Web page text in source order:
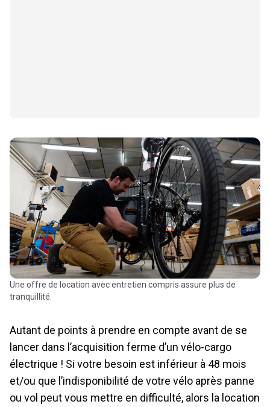
Une offre de location avec entretien compris assure plus de
tranquillité.
Autant de points à prendre en compte avant de se
lancer dans l’acquisition ferme d’un vélo-cargo
électrique ! Si votre besoin est inférieur à 48 mois
et/ou que l’indisponibilité de votre vélo après panne
ou vol peut vous mettre en difficulté, alors la location